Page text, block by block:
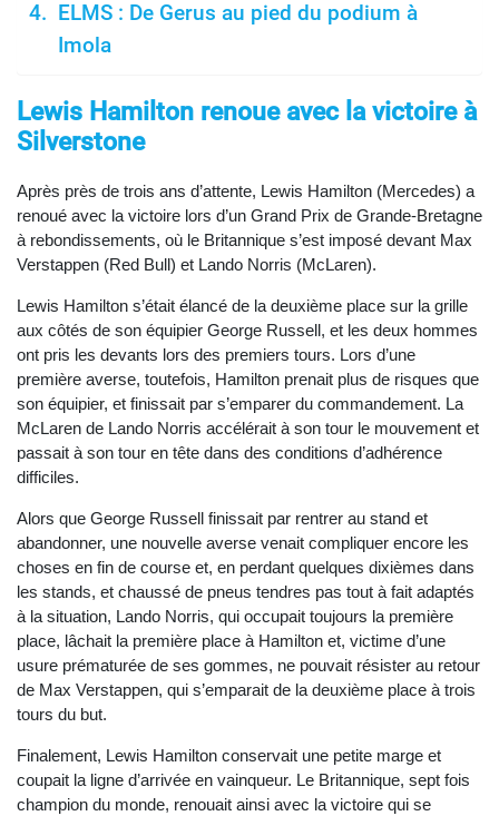
ELMS : De Gerus au pied du podium à
Imola
Lewis Hamilton renoue avec la victoire à
Silverstone
Après près de trois ans d’attente, Lewis Hamilton (Mercedes) a
renoué avec la victoire lors d’un Grand Prix de Grande-Bretagne
à rebondissements, où le Britannique s’est imposé devant Max
Verstappen (Red Bull) et Lando Norris (McLaren).
Lewis Hamilton s’était élancé de la deuxième place sur la grille
aux côtés de son équipier George Russell, et les deux hommes
ont pris les devants lors des premiers tours. Lors d’une
première averse, toutefois, Hamilton prenait plus de risques que
son équipier, et finissait par s’emparer du commandement. La
McLaren de Lando Norris accélérait à son tour le mouvement et
passait à son tour en tête dans des conditions d’adhérence
difficiles.
Alors que George Russell finissait par rentrer au stand et
abandonner, une nouvelle averse venait compliquer encore les
choses en fin de course et, en perdant quelques dixièmes dans
les stands, et chaussé de pneus tendres pas tout à fait adaptés
à la situation, Lando Norris, qui occupait toujours la première
place, lâchait la première place à Hamilton et, victime d’une
usure prématurée de ses gommes, ne pouvait résister au retour
de Max Verstappen, qui s’emparait de la deuxième place à trois
tours du but.
Finalement, Lewis Hamilton conservait une petite marge et
coupait la ligne d’arrivée en vainqueur. Le Britannique, sept fois
champion du monde, renouait ainsi avec la victoire qui se